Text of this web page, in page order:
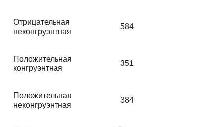
Отрицательная
неконгруэнтная
584
Положительная
конгруэнтная
351
Положительная
неконгруэнтная
384